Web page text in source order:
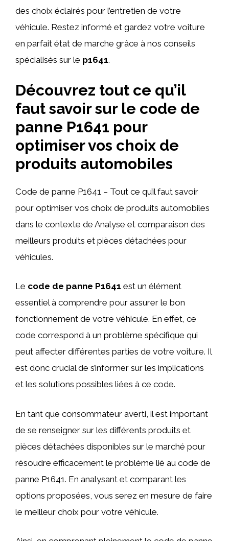
des choix éclairés pour l’entretien de votre
véhicule. Restez informé et gardez votre voiture
en parfait état de marche grâce à nos conseils
spécialisés sur le p1641.
Découvrez tout ce qu’il
faut savoir sur le code de
panne P1641 pour
optimiser vos choix de
produits automobiles
Code de panne P1641 – Tout ce qu’il faut savoir
pour optimiser vos choix de produits automobiles
dans le contexte de Analyse et comparaison des
meilleurs produits et pièces détachées pour
véhicules.
Le code de panne P1641 est un élément
essentiel à comprendre pour assurer le bon
fonctionnement de votre véhicule. En effet, ce
code correspond à un problème spécifique qui
peut affecter différentes parties de votre voiture. Il
est donc crucial de s’informer sur les implications
et les solutions possibles liées à ce code.
En tant que consommateur averti, il est important
de se renseigner sur les différents produits et
pièces détachées disponibles sur le marché pour
résoudre efficacement le problème lié au code de
panne P1641. En analysant et comparant les
options proposées, vous serez en mesure de faire
le meilleur choix pour votre véhicule.